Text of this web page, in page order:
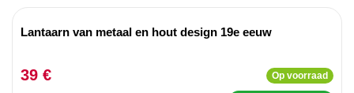
Lantaarn van metaal en hout design 19e eeuw
39 € Op voorraad